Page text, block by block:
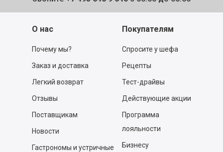
О нас
Почему мы?
Заказ и доставка
Легкий возврат
Отзывы
Поставщикам
Новости
Гастрономы и устричные
Покупателям
Спросите у шефа
Рецепты
Тест-драйвы
Действующие акции
Программа
лояльности
Бизнесу